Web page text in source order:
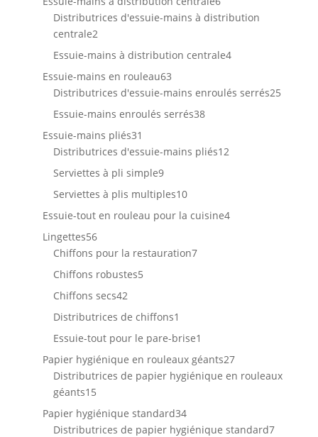
produits
Distributrices d'essuie-mains à distribution
centrale22
produits
Essuie-mains à distribution centrale44
Essuie-mains en rouleau6363
produits
Distributrices d'essuie-mains enroulés serrés2525
Essuie-mains enroulés serrés3838
Essuie-mains pliés31
produits
Distributrices d'essuie-mains pliés1212
Serviettes à pli simple99
produits
Serviettes à plis multiples1010
produits
Essuie-tout en rouleau pour la cuisine44
Lingettes5656
produits
Chiffons pour la restauration77
Chiffons robustes55
Chiffons secs4242
produits
Distributrices de chiffons1
produit
Essuie-tout pour le pare-brise1
produit
Papier hygiénique en rouleaux géants2727
produits
Distributrices de papier hygiénique en rouleaux
géants1515
produits
Papier hygiénique standard3434
produits
Distributrices de papier hygiénique standard77